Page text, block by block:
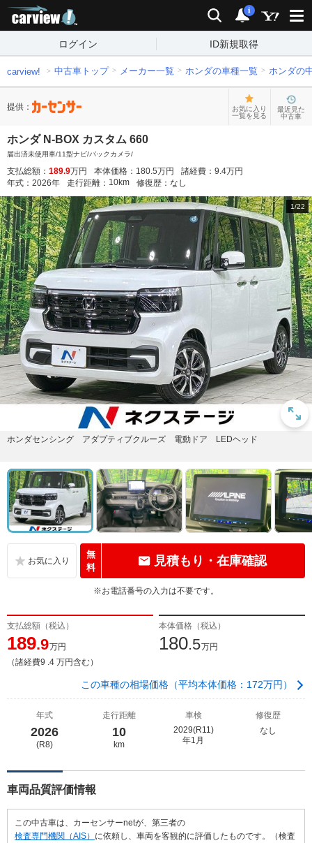
検索 通知
i
ログイン ID新規取得
carview! 中古車トップ メーカー一覧 ホンダの車種一覧 ホンダの
提供：
お気に入り
一覧を見る
最近見た
中古車
ホンダ N-BOX カスタム 660
届出済未使用車/11型ナビ/バックカメラ/
支払総額： 189.9万円 本体価格： 180.5万円 諸経費： 9.4万円
年式： 2026年 走行距離： 10km 修復歴： なし
1/22
ホンダセンシング アダプティブクルーズ 電動ドア LEDヘッド
無
料
見積もり・在庫確認
※お電話番号の入力は不要です。
支払総額（税込）
189.9万円
（諸経費9 .4 万円含む）
本体価格（税込）
180.5万円
この車種の相場価格（平均本体価格：172万円）
年式
2026
(R8)
走行距離
10
km
車検
2029(R11)
年1月
修復歴
なし
車両品質評価情報
この中古車は、カーセンサーnetが、第三者の
検査専門機関（AIS） に依頼し、車両を客観的に評価したものです。（検査